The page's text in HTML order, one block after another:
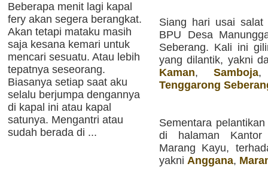
Beberapa menit lagi kapal
fery akan segera berangkat.
Akan tetapi mataku masih
saja kesana kemari untuk
mencari sesuatu. Atau lebih
tepatnya seseorang.
Biasanya setiap saat aku
selalu berjumpa dengannya
di kapal ini atau kapal
satunya. Mengantri atau
sudah berada di ...
Siang hari usai salat
BPU Desa
Seberang. Kali ini
yang dilantik, yakni
Kaman, Samboja
Tenggarong
Sementara
di halaman Kantor
Marang Kayu,
yakni Anggana,